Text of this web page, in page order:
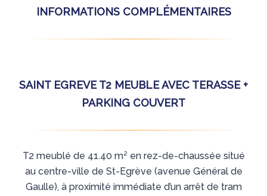
INFORMATIONS COMPLÉMENTAIRES
SAINT EGREVE T2 MEUBLE AVEC TERASSE +
PARKING COUVERT
T2 meublé de 41.40 m² en rez-de-chaussée situé
au centre-ville de St-Egrève (avenue Général de
Gaulle), à proximité immédiate d’un arrêt de tram